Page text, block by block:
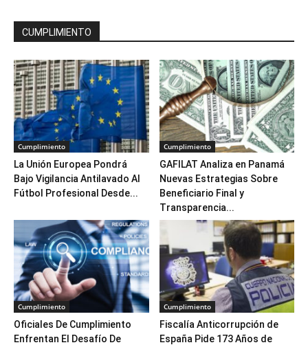
CUMPLIMIENTO
Cumplimiento
La Unión Europea Pondrá
Bajo Vigilancia Antilavado Al
Fútbol Profesional Desde...
Cumplimiento
GAFILAT Analiza en Panamá
Nuevas Estrategias Sobre
Beneficiario Final y
Transparencia...
Cumplimiento
Oficiales De Cumplimiento
Enfrentan El Desafío De
Cumplimiento
Fiscalía Anticorrupción de
España Pide 173 Años de